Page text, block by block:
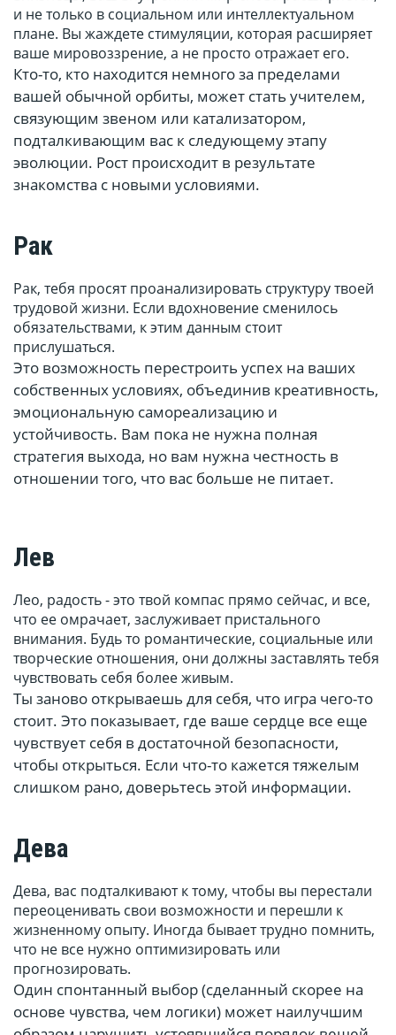
и не только в социальном или интеллектуальном
плане. Вы жаждете стимуляции, которая расширяет
ваше мировоззрение, а не просто отражает его.
Кто-то, кто находится немного за пределами
вашей обычной орбиты, может стать учителем,
связующим звеном или катализатором,
подталкивающим вас к следующему этапу
эволюции. Рост происходит в результате
знакомства с новыми условиями.
Рак
Рак, тебя просят проанализировать структуру твоей
трудовой жизни. Если вдохновение сменилось
обязательствами, к этим данным стоит
прислушаться.
Это возможность перестроить успех на ваших
собственных условиях, объединив креативность,
эмоциональную самореализацию и
устойчивость. Вам пока не нужна полная
стратегия выхода, но вам нужна честность в
отношении того, что вас больше не питает.
Лев
Лео, радость - это твой компас прямо сейчас, и все,
что ее омрачает, заслуживает пристального
внимания. Будь то романтические, социальные или
творческие отношения, они должны заставлять тебя
чувствовать себя более живым.
Ты заново открываешь для себя, что игра чего-то
стоит. Это показывает, где ваше сердце все еще
чувствует себя в достаточной безопасности,
чтобы открыться. Если что-то кажется тяжелым
слишком рано, доверьтесь этой информации.
Дева
Дева, вас подталкивают к тому, чтобы вы перестали
переоценивать свои возможности и перешли к
жизненному опыту. Иногда бывает трудно помнить,
что не все нужно оптимизировать или
прогнозировать.
Один спонтанный выбор (сделанный скорее на
основе чувства, чем логики) может наилучшим